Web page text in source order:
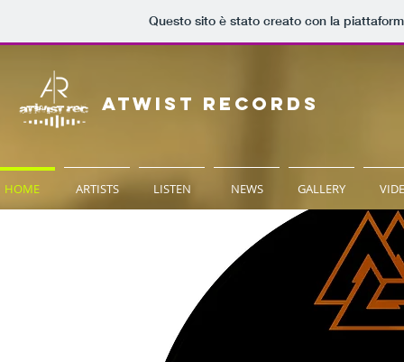
Questo sito è stato creato con la
Atwist Records
HOME ARTISTS LISTEN NEWS GALLERY